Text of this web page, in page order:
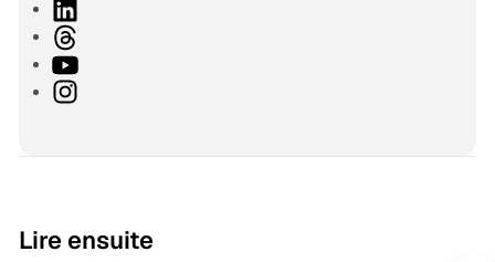
t
e
w
e
a
e
b
L
n
k
h
r
Y
oI
r
Lire ensuite